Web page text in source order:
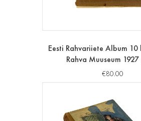
Eesti Rahvariiete Album 10
Rahva Muuseum
€80.00